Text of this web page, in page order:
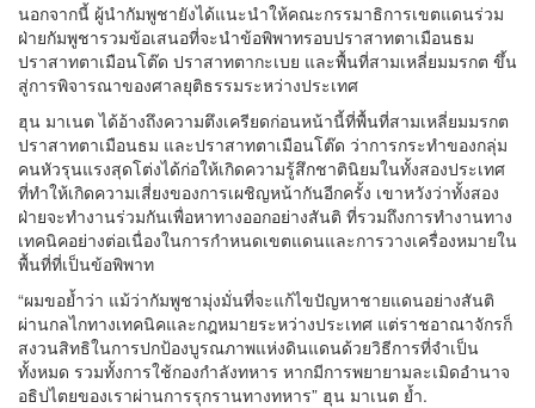
นอกจากนี้ ผู้นำกัมพูชายังได้แนะนำให้คณะกรรมาธิการเขตแดนร่วม
ฝ่ายกัมพูชารวมข้อเสนอที่จะนำข้อพิพาทรอบปราสาทตาเมือนธม
ปราสาทตาเมือนโต๊ด ปราสาทตากะเบย และพื้นที่สามเหลี่ยมมรกต ขึ้น
สู่การพิจารณาของศาลยุติธรรมระหว่างประเทศ
ฮุน มาเนต ได้อ้างถึงความตึงเครียดก่อนหน้านี้ที่พื้นที่สามเหลี่ยมมรกต
ปราสาทตาเมือนธม และปราสาทตาเมือนโต๊ด ว่าการกระทำของกลุ่ม
คนหัวรุนแรงสุดโต่งได้ก่อให้เกิดความรู้สึกชาตินิยมในทั้งสองประเทศ
ที่ทำให้เกิดความเสี่ยงของการเผชิญหน้ากันอีกครั้ง เขาหวังว่าทั้งสอง
ฝ่ายจะทำงานร่วมกันเพื่อหาทางออกอย่างสันติ ที่รวมถึงการทำงานทาง
เทคนิคอย่างต่อเนื่องในการกำหนดเขตแดนและการวางเครื่องหมายใน
พื้นที่ที่เป็นข้อพิพาท
“ผมขอย้ำว่า แม้ว่ากัมพูชามุ่งมั่นที่จะแก้ไขปัญหาชายแดนอย่างสันติ
ผ่านกลไกทางเทคนิคและกฎหมายระหว่างประเทศ แต่ราชอาณาจักรก็
สงวนสิทธิในการปกป้องบูรณภาพแห่งดินแดนด้วยวิธีการที่จำเป็น
ทั้งหมด รวมทั้งการใช้กองกำลังทหาร หากมีการพยายามละเมิดอำนาจ
อธิปไตยของเราผ่านการรุกรานทางทหาร” ฮุน มาเนต ย้ำ.